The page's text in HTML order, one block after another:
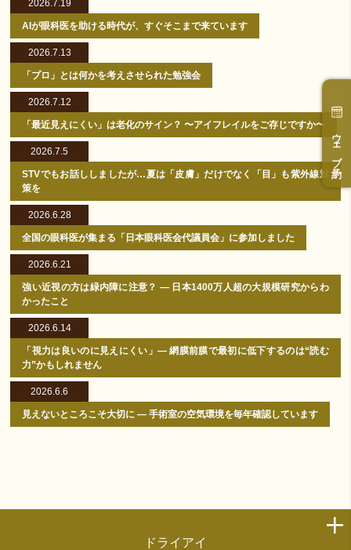
ウェブ予約
2026.7.19
AIが眼科医を助ける時代が、すぐそこまで来ています
2026.7.13
「プロ」とは何かを考えさせられた勉強会
2026.7.12
「最近見えにくい」は老化のサイン？ 〜アイフレイルをご存じですか〜
2026.7.5
STVでもお話ししましたが…夏は「皮膚」だけでなく「目」も紫外線対
策を
2026.6.28
全国の眼科医が集まる「日本眼科医会代議員会」に参加しました
2026.6.21
強い近視の方は緑内障に注意？ ― 日本1400万人超の大規模研究からわ
かったこと
2026.6.14
「視力は良いのに見えにくい」― 網膜前膜で最初に低下するのは“読む
力”かもしれません
2026.6.6
見えないところこそ大切に ― 手術室の空気環境を毎年確認しています
ドライアイ